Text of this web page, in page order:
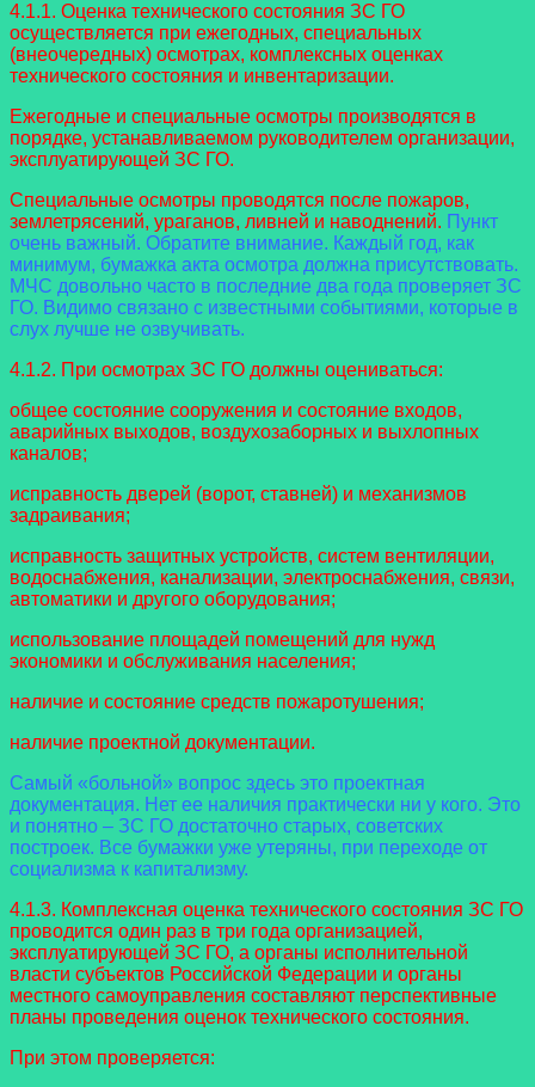
4.1.1. Оценка технического состояния ЗС ГО
осуществляется при ежегодных, специальных
(внеочередных) осмотрах, комплексных оценках
технического состояния и инвентаризации.
Ежегодные и специальные осмотры производятся в
порядке, устанавливаемом руководителем организации,
эксплуатирующей ЗС ГО.
Специальные осмотры проводятся после пожаров,
землетрясений, ураганов, ливней и наводнений. Пункт
очень важный. Обратите внимание. Каждый год, как
минимум, бумажка акта осмотра должна присутствовать.
МЧС довольно часто в последние два года проверяет ЗС
ГО. Видимо связано с известными событиями, которые в
слух лучше не озвучивать.
4.1.2. При осмотрах ЗС ГО должны оцениваться:
общее состояние сооружения и состояние входов,
аварийных выходов, воздухозаборных и выхлопных
каналов;
исправность дверей (ворот, ставней) и механизмов
задраивания;
исправность защитных устройств, систем вентиляции,
водоснабжения, канализации, электроснабжения, связи,
автоматики и другого оборудования;
использование площадей помещений для нужд
экономики и обслуживания населения;
наличие и состояние средств пожаротушения;
наличие проектной документации.
Самый «больной» вопрос здесь это проектная
документация. Нет ее наличия практически ни у кого. Это
и понятно – ЗС ГО достаточно старых, советских
построек. Все бумажки уже утеряны, при переходе от
социализма к капитализму.
4.1.3. Комплексная оценка технического состояния ЗС ГО
проводится один раз в три года организацией,
эксплуатирующей ЗС ГО, а органы исполнительной
власти субъектов Российской Федерации и органы
местного самоуправления составляют перспективные
планы проведения оценок технического состояния.
При этом проверяется: